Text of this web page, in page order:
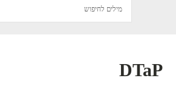
DTaP